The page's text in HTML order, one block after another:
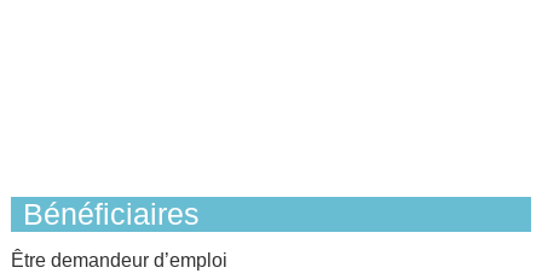
Bénéficiaires
Être demandeur d’emploi